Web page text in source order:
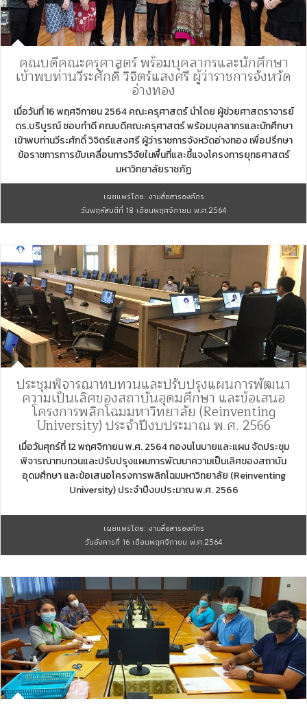
คณบดีคณะครุศาสตร์ พร้อมบุคลากรและนักศึกษา
เข้าพบท่านวีระศักดิ์ วิจิตร์แสงศรี ผู้ว่าราชการจังหวัด
อ่างทอง
เมื่อวันที่ 16 พฤศจิกายน 2564 คณะครุศาสตร์ นำโดย ผู้ช่วยศาสตราจารย์
ดร.บริบูรณ์ ชอบทำดี คณบดีคณะครุศาสตร์ พร้อมบุคลากรและนักศึกษา
เข้าพบท่านวีระศักดิ์ วิจิตร์แสงศรี ผู้ว่าราชการจังหวัดอ่างทอง เพื่อปรึกษา
ข้อราชการการขับเคลื่อนการวิจัยในพื้นที่และชี้แจงโครงการยุทธศาสตร์
มหาวิทยาลัยราชภัฏ
เผยแพร่โดย: งานสื่อสารองค์กร
วันพฤหัสบดีที่ 18 เดือนพฤศจิกายน พ.ศ.2564
ประชุมพิจารณาทบทวนและปรับปรุงแผนการพัฒนา
ความเป็นเลิศของสถาบันอุดมศึกษา และข้อเสนอ
โครงการพลิกโฉมมหาวิทยาลัย (Reinventing
University) ประจำปีงบประมาณ พ.ศ. 2566
เมื่อวันศุกร์ที่ 12 พฤศจิกายน พ.ศ. 2564 กองนโนบายและแผน จัดประชุม
พิจารณาทบทวนและปรับปรุงแผนการพัฒนาความเป็นเลิศของสถาบัน
อุดมศึกษา และข้อเสนอโครงการพลิกโฉมมหาวิทยาลัย (Reinventing
University) ประจำปีงบประมาณ พ.ศ. 2566
เผยแพร่โดย: งานสื่อสารองค์กร
วันอังคารที่ 16 เดือนพฤศจิกายน พ.ศ.2564